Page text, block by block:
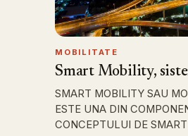
MOBILITATE
Smart Mobility,
SMART MOBILITY SAU
ESTE UNA DIN
CONCEPTULUI DE